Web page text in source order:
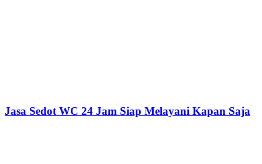
Jasa Sedot WC 24 Jam Siap Melayani Kapan Saja